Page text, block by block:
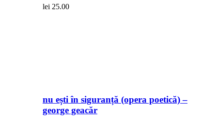
lei 25.00
nu ești în siguranță (opera poetică) –
george geacăr